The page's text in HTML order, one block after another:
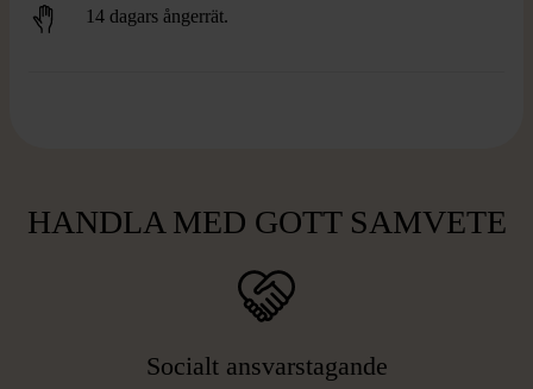
14 dagars ångerrät.
HANDLA MED GOTT SAMVETE
Socialt ansvarstagande